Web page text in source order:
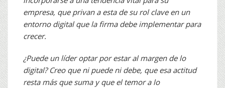
empresa, que privan a esta de su rol clave en un
entorno digital que la firma debe implementar para
crecer.
¿Puede un líder optar por estar al margen de lo
digital? Creo que ni puede ni debe, que esa actitud
resta más que suma y que el temor a lo